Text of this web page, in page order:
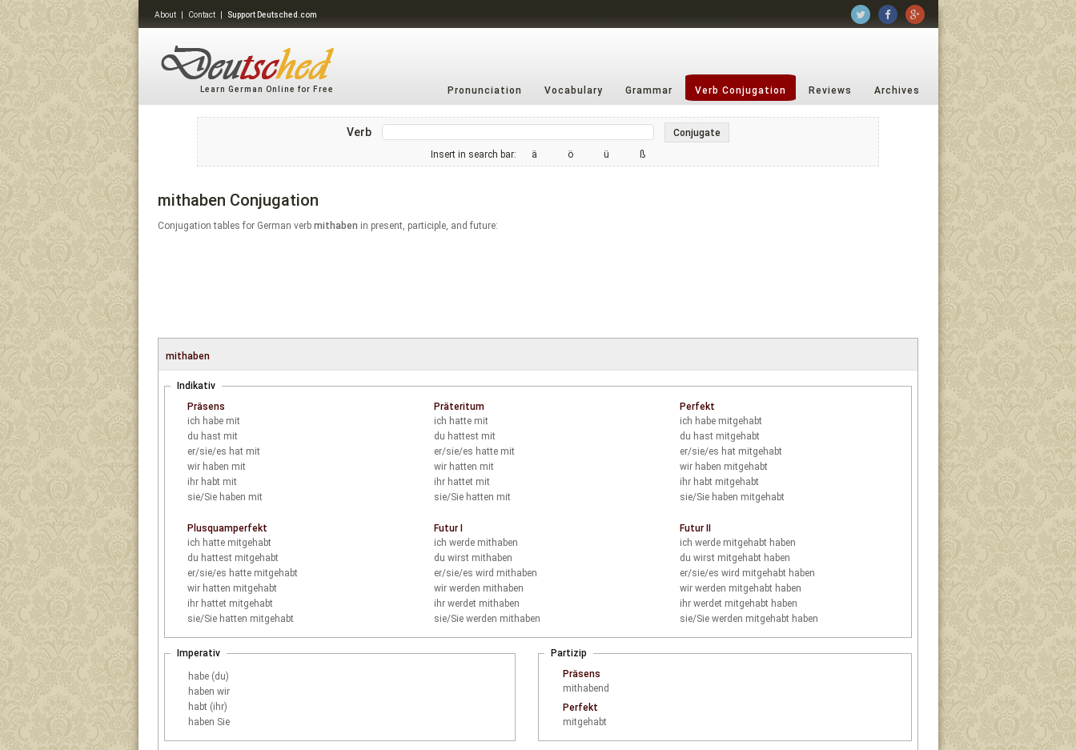
About| Contact| Support Deutsched.com
Learn German Online for Free Pronunciation Vocabulary Grammar Verb Conjugation Reviews Archives
Verb
Conjugate
Insert in search bar:
ä ö ü ß
mithaben Conjugation
Conjugation tables for German verbmithaben in present, participle, and future:
mithaben
Indikativ
Präsens
ich habe mit
du hast mit
er/sie/es hat mit
wir haben mit
ihr habt mit
sie/Sie haben mit
Präteritum
ich hatte mit
du hattest mit
er/sie/es hatte mit
wirhatten mit
ihrhattet mit
sie/Siehatten mit
Perfekt
ich habe mitgehabt
du hast mitgehabt
er/sie/es hat mitgehabt
wirhaben mitgehabt
ihrhabt mitgehabt
sie/Siehaben mitgehabt
Plusquamperfekt
ich hatte mitgehabt
du hattest mitgehabt
er/sie/es hatte mitgehabt
wir hatten mitgehabt
ihr hattet mitgehabt
sie/Sie hatten mitgehabt
Futur I
ich werde mithaben
du wirst mithaben
er/sie/es wird mithaben
wirwerden mithaben
ihrwerdet mithaben
sie/Siewerden mithaben
Futur II
ich werde mitgehabt haben
du wirst mitgehabt haben
er/sie/es wird mitgehabt haben
wirwerden mitgehabt haben
ihrwerdet mitgehabt haben
sie/Siewerden mitgehabt haben
Imperativ
habe (du)
haben wir
habt (ihr)
haben Sie
Partizip
Präsens
mithabend
Perfekt
mitgehabt